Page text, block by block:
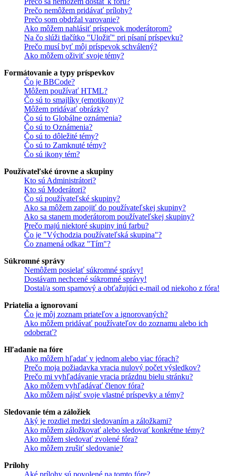
Prečo nemôžem pridávať prílohy?
Prečo som obdržal varovanie?
Ako môžem nahlásiť príspevok moderátorom?
Na čo slúži tlačítko "Uložiť" pri písaní príspevku?
Prečo musí byť môj príspevok schválený?
Ako môžem oživiť svoje témy?
Formátovanie a typy príspevkov
Čo je BBCode?
Môžem používať HTML?
Čo sú to smajlíky (emotikony)?
Môžem pridávať obrázky?
Čo sú to Globálne oznámenia?
Čo sú to Oznámenia?
Čo sú to dôležité témy?
Čo sú to Zamknuté témy?
Čo sú ikony tém?
Používateľské úrovne a skupiny
Kto sú Administrátori?
Kto sú Moderátori?
Čo sú používateľské skupiny?
Ako sa môžem zapojiť do používateľskej skupiny?
Ako sa stanem moderátorom používateľskej skupiny?
Prečo majú niektoré skupiny inú farbu?
Čo je "Východzia používateľská skupina"?
Čo znamená odkaz "Tím"?
Súkromné správy
Nemôžem posielať súkromné správy!
Dostávam nechcené súkromné správy!
Dostal/a som spamový a obťažujúci e-mail od niekoho z fóra!
Priatelia a ignorovaní
Čo je môj zoznam priateľov a ignorovaných?
Ako môžem pridávať používateľov do zoznamu alebo ich
odoberať?
Hľadanie na fóre
Ako môžem hľadať v jednom alebo viac fórach?
Prečo moja požiadavka vracia nulový počet výsledkov?
Prečo mi vyhľadávanie vracia prázdnu bielu stránku?
Ako môžem vyhľadávať členov fóra?
Ako môžem nájsť svoje vlastné príspevky a témy?
Sledovanie tém a záložiek
Aký je rozdiel medzi sledovaním a záložkami?
Ako môžem záložkovať alebo sledovať konkrétne témy?
Ako môžem sledovať zvolené fóra?
Ako môžem zrušiť sledovanie?
Prílohy